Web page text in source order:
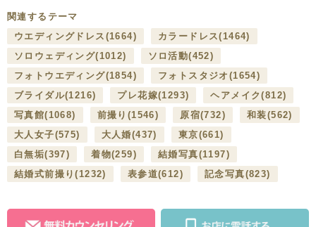
関連するテーマ
ウエディングドレス (1664) カラードレス(1464)
ソロウェディング(1012) ソロ活動(452)
フォトウエディング(1854) フォトスタジオ (1654)
ブライダル(1216) プレ花嫁(1293) ヘアメイク(812)
写真館(1068) 前撮り (1546) 原宿(732) 和装(562)
大人女子(575) 大人婚(437) 東京(661)
白無垢(397) 着物(259) 結婚写真(1197)
結婚式前撮り(1232) 表参道(612) 記念写真(823)